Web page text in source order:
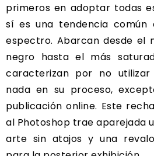
primeros en adoptar todas
sí es una tendencia
espectro. Abarcan desde el
negro hasta el más
caracterizan por no
nada en su proceso,
publicación online. Este
al Photoshop trae aparejada
arte sin atajos y una